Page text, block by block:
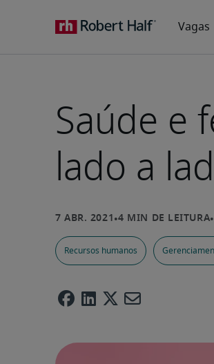
Saúde e
lado a
Recursos humanos